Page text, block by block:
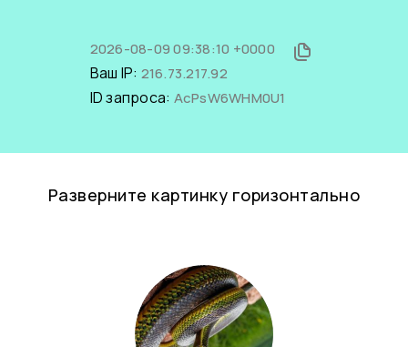
2026-08-09 09:38:10 +0000
Ваш IP: 216.73.217.92
ID запроса: AcPsW6WHM0U1
Разверните картинку горизонтально